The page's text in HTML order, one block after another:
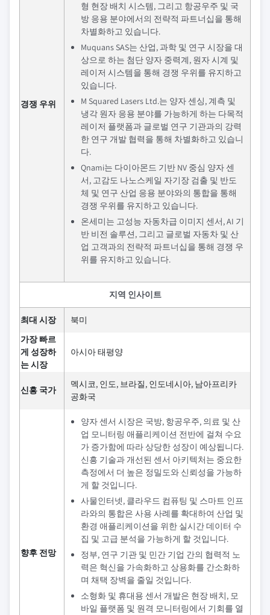
경쟁 우위
형 현장 배치 시스템, 그리고 항공우주 및 국
방 응용 분야에서의 전략적 파트너십을 통해
차별화하고 있습니다.
Muquans SAS는 산업, 과학 및 연구 시장을 대
상으로 하는 첨단 양자 중력계, 원자 시계 및
레이저 시스템을 통해 경쟁 우위를 유지하고
있습니다.
M Squared Lasers Ltd.는 양자 센싱, 계측 및
냉각 원자 응용 분야를 가능하게 하는 다목적
레이저 플랫폼과 글로벌 연구 기관과의 강력
한 연구 개발 협력을 통해 차별화하고 있습니
다.
Qnami는 다이아몬드 기반 NV 중심 양자 센
서, 고감도 나노스케일 자기장 검출 및 반도
체 및 연구 산업 응용 분야와의 통합을 통해
경쟁 우위를 유지하고 있습니다.
온세미는 고성능 자동차급 이미지 센서, AI 기
반 비전 솔루션, 그리고 글로벌 자동차 및 산
업 고객과의 전략적 파트너십을 통해 경쟁 우
위를 유지하고 있습니다.
지역 인사이트
최대 시장
북미
가장 빠르
게 성장하
는 시장
아시아 태평양
신흥 국가
멕시코, 인도, 브라질, 인도네시아, 남아프리카
공화국
향후 전망
양자 센서 시장은 국방, 항공우주, 의료 및 산
업 모니터링 애플리케이션 전반에 걸쳐 수요
가 증가함에 따라 상당한 성장이 예상됩니다.
신흥 기술과 개선된 센서 아키텍처는 중요한
측정에서 더 높은 정밀도와 신뢰성을 가능하
게 할 것입니다.
사물인터넷, 클라우드 컴퓨팅 및 스마트 인프
라와의 통합은 사용 사례를 확대하여 산업 및
환경 애플리케이션을 위한 실시간 데이터 수
집 및 고급 분석을 가능하게 할 것입니다.
정부, 연구 기관 및 민간 기업 간의 협력적 노
력은 혁신을 가속화하고 상용화를 간소화하
며 채택 장벽을 줄일 것입니다.
소형화 및 휴대용 센서 개발은 현장 배치, 모
바일 플랫폼 및 원격 모니터링에서 기회를 열